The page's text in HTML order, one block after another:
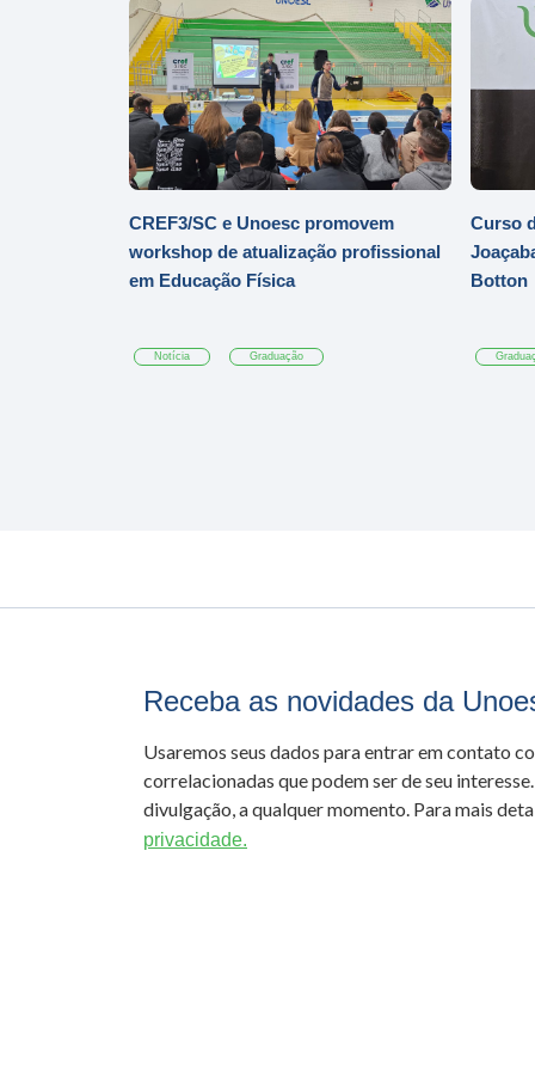
CREF3/SC e Unoesc promovem
workshop de atualização profissional
em Educação Física
Notícia Graduação
Curso
Botton
Receba as novidades da
Usaremos seus dados para entrar em contato
correlacionadas que podem ser de seu
divulgação, a qualquer momento. Para mais
privacidade.